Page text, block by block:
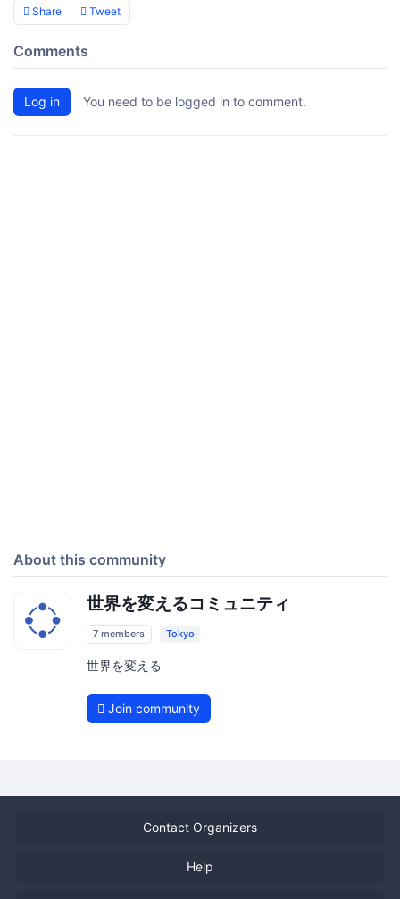
Share Tweet
Comments
Log in You need to be logged in to comment.
About this community
世界を変えるコミュニティ
7 members Tokyo
世界を変える
Join community
Contact Organizers
Help